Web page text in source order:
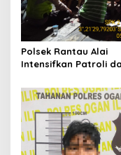
Polsek Rantau Alai
Intensifkan Patroli
Sinergi Jaga